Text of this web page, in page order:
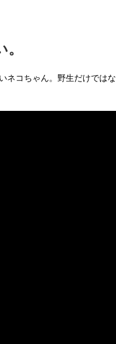
ネコちゃん。野生だけではな